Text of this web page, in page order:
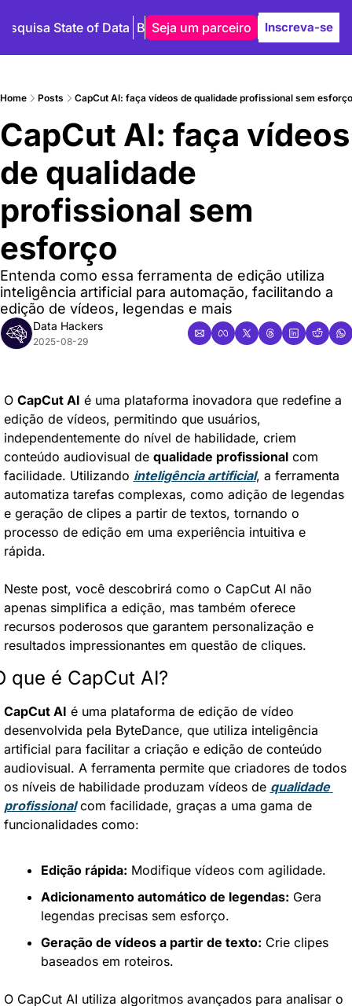
State of Data Blog Autores
Seja um parceiro Inscreva-se
Home Posts CapCut AI: faça vídeos de qualidade profissional sem esforço
CapCut AI: faça vídeos
de qualidade
profissional sem
esforço
Entenda como essa ferramenta de edição utiliza
inteligência artificial para automação, facilitando a
edição de vídeos, legendas e mais
Data Hackers
2025-08-29
O CapCut AI é uma plataforma inovadora que redefine a
edição de vídeos, permitindo que usuários,
independentemente do nível de habilidade, criem
conteúdo audiovisual de qualidade profissional com
facilidade. Utilizando inteligência artificial, a ferramenta
automatiza tarefas complexas, como adição de legendas
e geração de clipes a partir de textos, tornando o
processo de edição em uma experiência intuitiva e
rápida.
Neste post, você descobrirá como o CapCut AI não
apenas simplifica a edição, mas também oferece
recursos poderosos que garantem personalização e
resultados impressionantes em questão de cliques.
que é CapCut AI?
CapCut AI é uma plataforma de edição de vídeo
desenvolvida pela ByteDance, que utiliza inteligência
artificial para facilitar a criação e edição de conteúdo
audiovisual. A ferramenta permite que criadores de todos
os níveis de habilidade produzam vídeos de qualidade
profissional com facilidade, graças a uma gama de
funcionalidades como:
Edição rápida: Modifique vídeos com agilidade.
Adicionamento automático de legendas: Gera
legendas precisas sem esforço.
Geração de vídeos a partir de texto: Crie clipes
baseados em roteiros.
O CapCut AI utiliza algoritmos avançados para analisar o